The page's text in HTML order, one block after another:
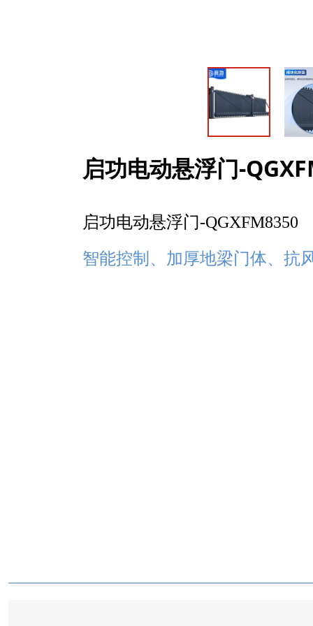
启功电动悬浮门-
启功电动悬浮门-QGXFM8350
智能控制、加厚地梁门体、抗